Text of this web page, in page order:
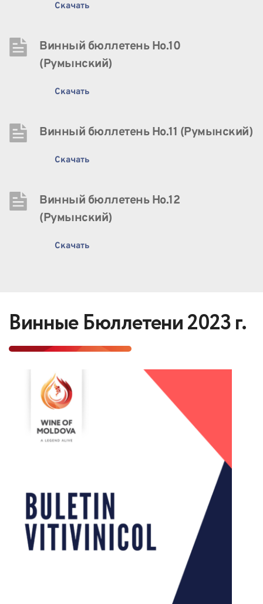
Скачать
Винный бюллетень Нo.10
(Румынский)
Скачать
Винный бюллетень Нo.11 (Румынский)
Скачать
Винный бюллетень Нo.12
(Румынский)
Скачать
Винные Бюллетени 2023 г.